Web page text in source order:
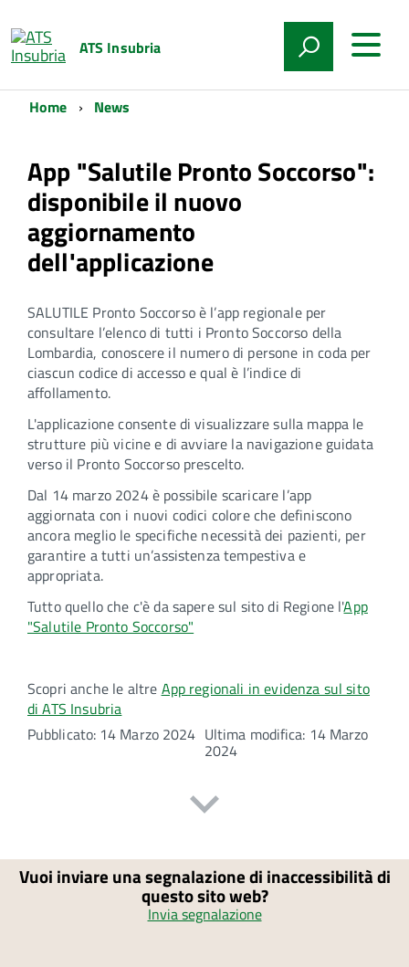
ATS Insubria
Home News
App "Salutile Pronto Soccorso":
disponibile il nuovo
aggiornamento
dell'applicazione
SALUTILE Pronto Soccorso è l’app regionale per
consultare l’elenco di tutti i Pronto Soccorso della
Lombardia, conoscere il numero di persone in coda per
ciascun codice di accesso e qual è l’indice di
affollamento.
L'applicazione consente di visualizzare sulla mappa le
strutture più vicine e di avviare la navigazione guidata
verso il Pronto Soccorso prescelto.
Dal 14 marzo 2024 è possibile scaricare l’app
aggiornata con i nuovi codici colore che definiscono
ancora meglio le specifiche necessità dei pazienti, per
garantire a tutti un’assistenza tempestiva e
appropriata.
Tutto quello che c'è da sapere sul sito di Regione l'App
"Salutile Pronto Soccorso"
Scopri anche le altre App regionali in evidenza sul sito
di ATS Insubria
Pubblicato: 14 Marzo 2024 Ultima modifica: 14 Marzo
2024
Vuoi inviare una segnalazione di inaccessibilità di
questo sito web?
Invia segnalazione